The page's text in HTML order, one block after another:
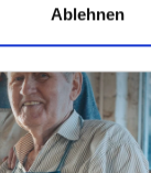
Ablehnen